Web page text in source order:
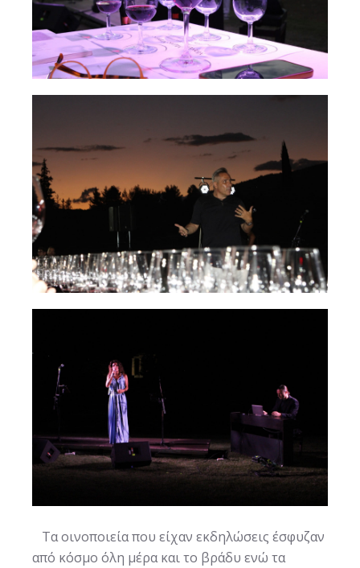
Τα οινοποιεία που είχαν εκδηλώσεις έσφυζαν
από κόσμο όλη μέρα και το βράδυ ενώ τα